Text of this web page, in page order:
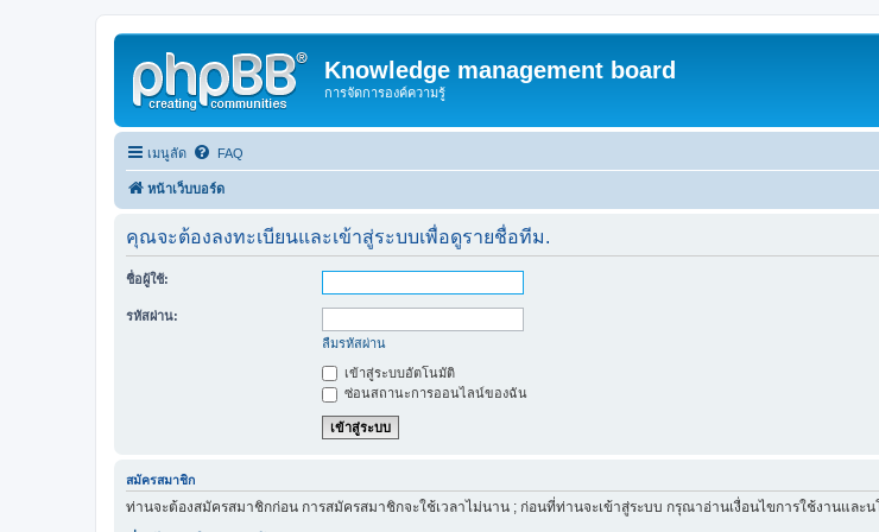
Knowledge management board
การจัดการองค์ความรู้
เมนูลัด FAQ
หน้าเว็บบอร์ด
คุณจะต้องลงทะเบียนและเข้าสู่ระบบเพื่อดูรายชื่อทีม.
ชื่อผู้ใช้:
รหัสผ่าน:
ลืมรหัสผ่าน
เข้าสู่ระบบอัตโนมัติ
ซ่อนสถานะการออนไลน์ของฉัน
สมัครสมาชิก
ท่านจะต้องสมัครสมาชิกก่อน การสมัครสมาชิกจะใช้เวลาไม่นาน ; ก่อนที่ท่านจะเข้าสู่ระบบ กรุณาอ่านเงื่อนไขการใช้งานแล